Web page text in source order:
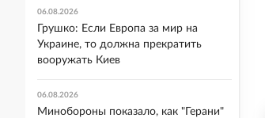
06.08.2026
Грушко: Если Европа за мир на
Украине, то должна прекратить
вооружать Киев
06.08.2026
Минобороны показало, как "Герани"